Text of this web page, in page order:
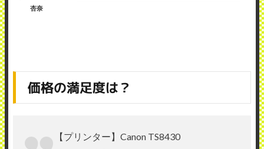
杏奈
価格の満足度は？
【プリンター】Canon TS8430